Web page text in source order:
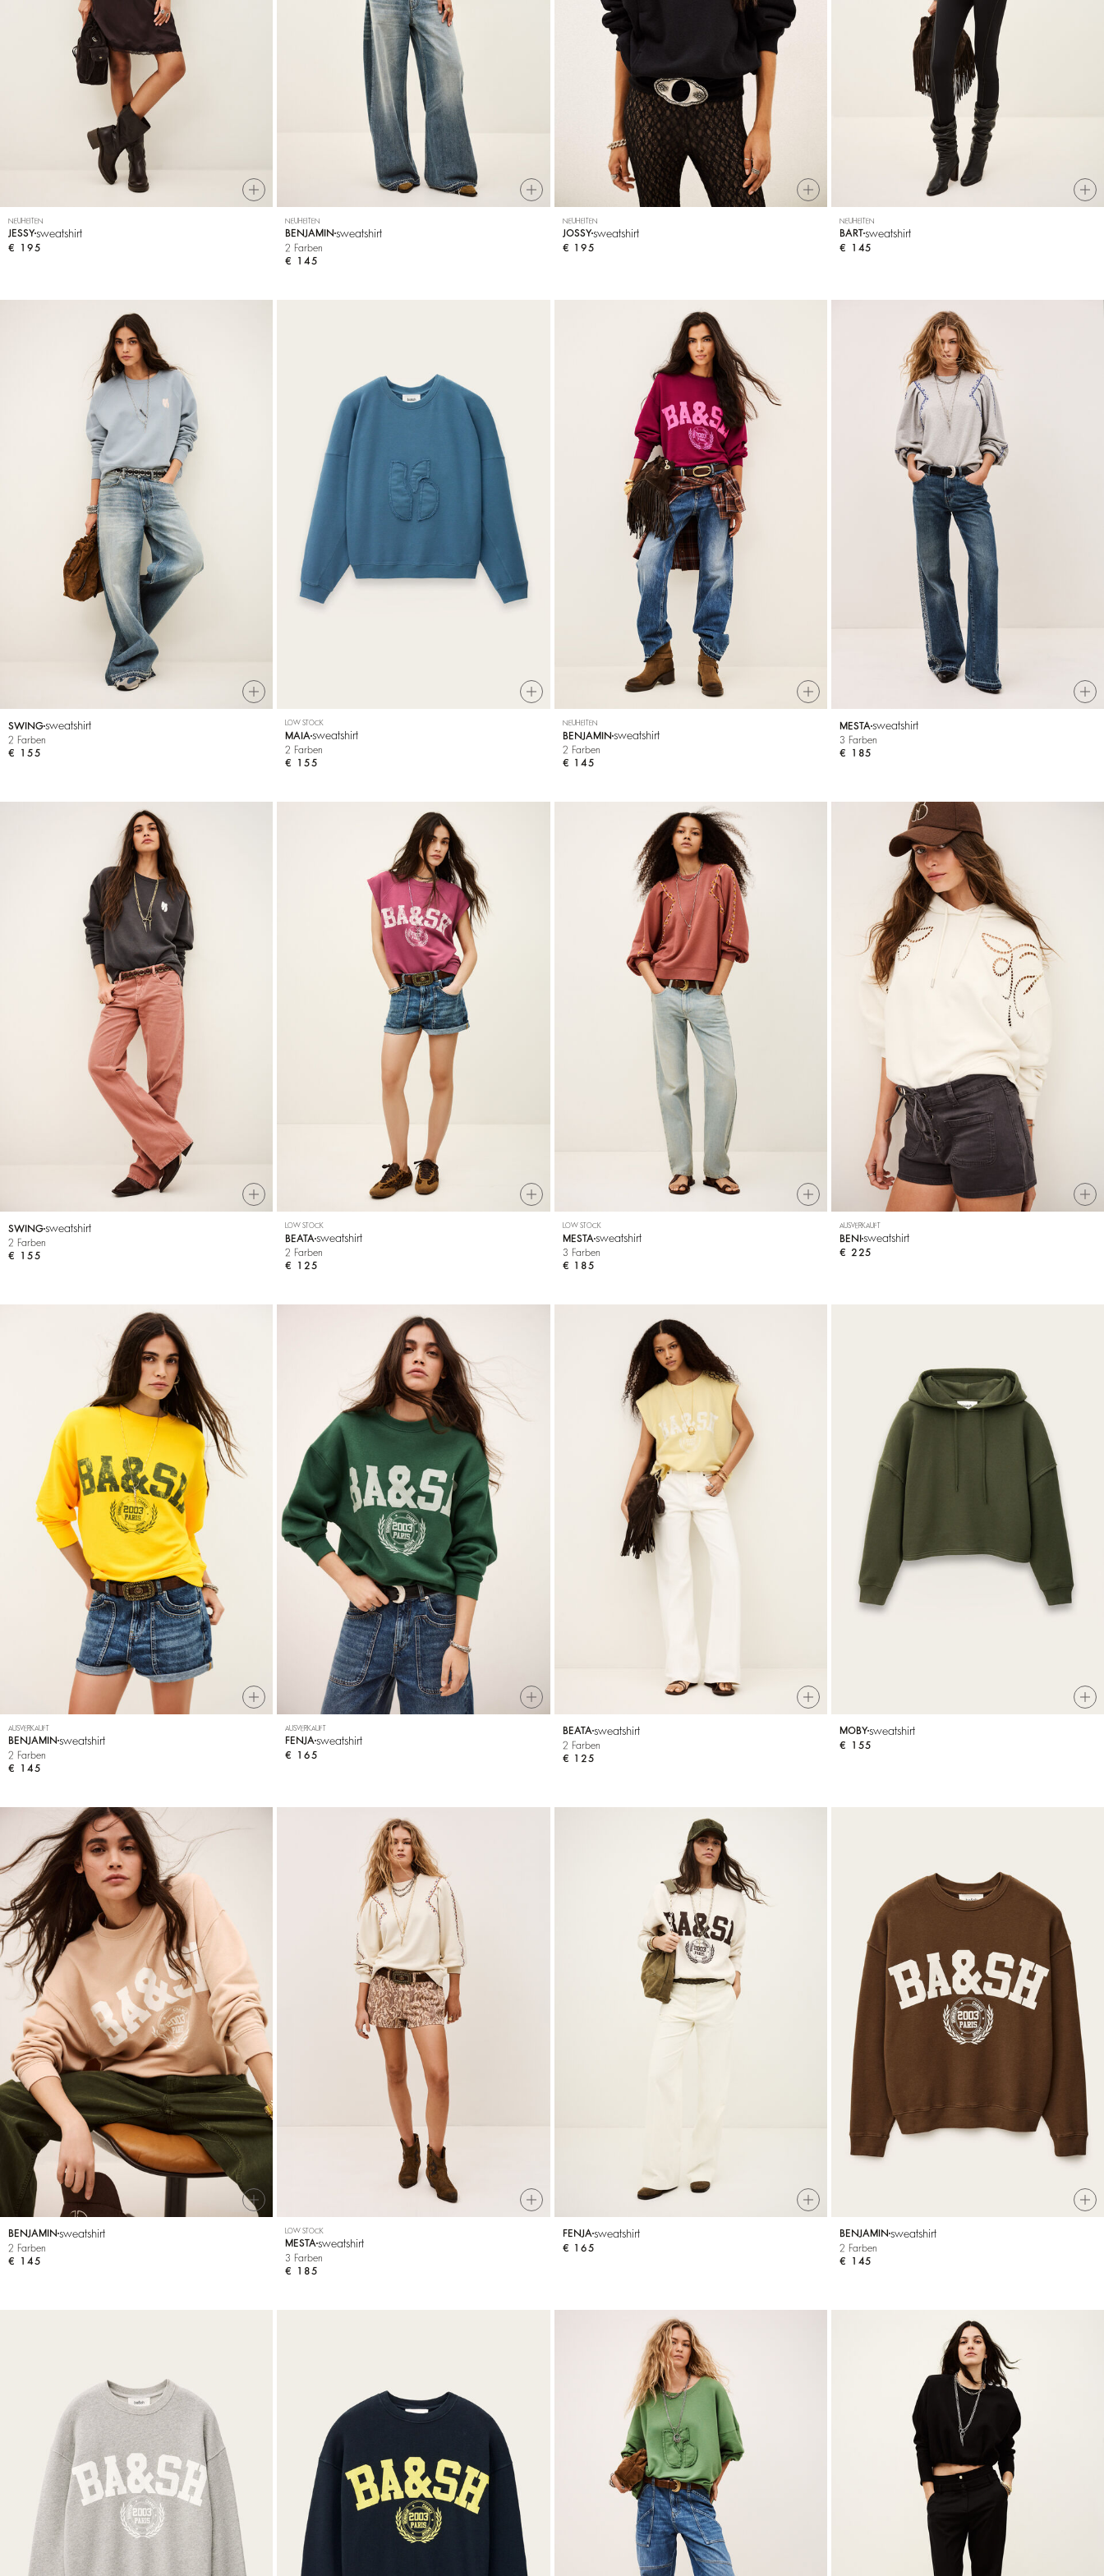
Sweatshirts
NEUHEITEN
JESSY sweatshirt
€ 195
NEUHEITEN
BENJAMIN sweatshirt
2 Farben
€ 145
NEUHEITEN
JOSSYsweatshirt
€ 195
NEUHEITEN
BART sweatshirt
€ 145
SWINGsweatshirt
2 Farben
€ 155
LOW STOCK
MAIAsweatshirt
2 Farben
€ 155
NEUHEITEN
BENJAMIN sweatshirt
2 Farben
€ 145
MESTA sweatshirt
3 Farben
€ 185
SWINGsweatshirt
2 Farben
€ 155
LOW STOCK
BEATAsweatshirt
2 Farben
€ 125
LOW STOCK
MESTA sweatshirt
3 Farben
€ 185
AUSVERKAUFT
BENI sweatshirt
€ 225
AUSVERKAUFT
BENJAMIN sweatshirt
2 Farben
€ 145
AUSVERKAUFT
FENJAsweatshirt
€ 165
BEATA sweatshirt
2 Farben
€ 125
MOBYsweatshirt
€ 155
BENJAMIN sweatshirt
2 Farben
€ 145
LOW STOCK
MESTA sweatshirt
3 Farben
€ 185
FENJA sweatshirt
€ 165
BENJAMIN sweatshirt
2 Farben
€ 145